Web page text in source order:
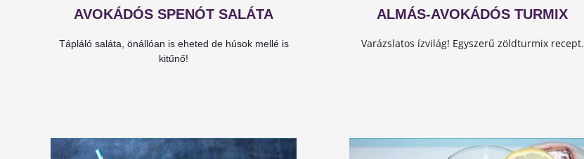
AVOKÁDÓS SPENÓT SALÁTA
Tápláló saláta, önállóan is eheted de húsok mellé is
kitűnő!
ALMÁS-AVOKÁDÓS TURMIX
Varázslatos ízvilág! Egyszerű zöldturmix recept.